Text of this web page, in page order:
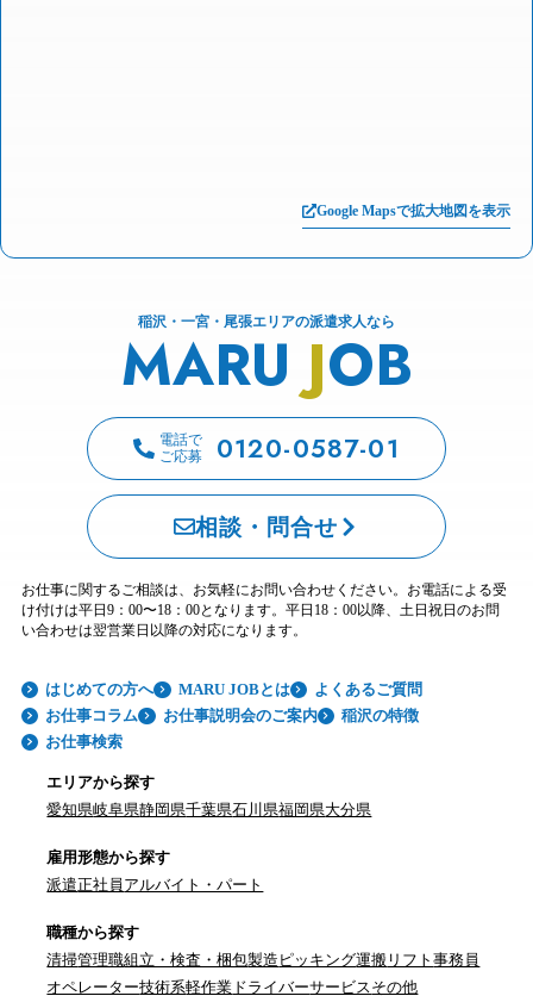
Google Mapsで拡大地図を表示
稲沢・一宮・尾張エリアの派遣求人なら
MARU JOB
電話で
ご応募
0120-0587-01
相談・問合せ
お仕事に関するご相談は、お気軽にお問い合わせください。お電話による受
け付けは平日9：00〜18：00となります。平日18：00以降、土日祝日のお問
い合わせは翌営業日以降の対応になります。
はじめての方へ MARU JOBとは
よくあるご質問
お仕事コラム
お仕事説明会のご案内
稲沢の特徴
お仕事検索
エリアから探す
愛知県岐阜県静岡県千葉県石川県福岡県大分県
雇用形態から探す
派遣正社員 アルバイト・パート
職種から探す
清掃管理職組立・検査・梱包製造 ピッキング運搬 リフト事務員
オペレーター技術系軽作業 ドライバーサービス その他